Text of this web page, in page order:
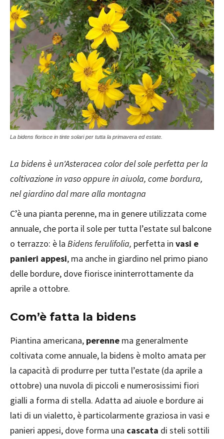
La bidens fiorisce in tinte solari per tutta la primavera ed estate.
La bidens è un'Asteracea color del sole perfetta per la
coltivazione in vaso oppure in aiuola, come bordura,
nel giardino dal mare alla montagna
C’è una pianta perenne, ma in genere utilizzata come
annuale, che porta il sole per tutta l’estate sul balcone
o terrazzo: è la Bidens ferulifolia, perfetta in vasi e
panieri appesi, ma anche in giardino nel primo piano
delle bordure, dove fiorisce ininterrottamente da
aprile a ottobre.
Com’è fatta la bidens
Piantina americana, perenne ma generalmente
coltivata come annuale, la bidens è molto amata per
la capacità di produrre per tutta l’estate (da aprile a
ottobre) una nuvola di piccoli e numerosissimi fiori
gialli a forma di stella. Adatta ad aiuole e bordure ai
lati di un vialetto, è particolarmente graziosa in vasi e
panieri appesi, dove forma una cascata di steli sottili